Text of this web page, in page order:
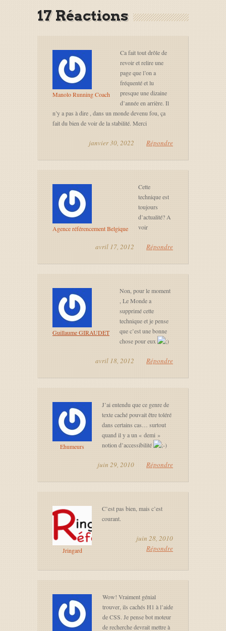
17 Réactions
Manolo Running Coach
Ca fait tout drôle de
revoir et relire une
page que l’on a
fréquenté et lu
presque une dizaine
d’année en arrière. Il
n’y a pas à dire , dans un monde devenu fou, ça
fait du bien de voir de la stabilité. Merci
janvier 30, 2022 Répondre
Agence référencement Belgique
Cette
technique est
toujours
d’actualité? A
voir
avril 17, 2012 Répondre
Guillaume GIRAUDET
Non, pour le moment
, Le Monde a
supprimé cette
technique et je pense
que c’est une bonne
chose pour eux
avril 18, 2012 Répondre
Ehumeurs
J’ai entendu que ce genre de
texte caché pouvait être toléré
dans certains cas… surtout
quand il y a un « demi »
notion d’accessibilité
juin 29, 2010 Répondre
Jringard
C’est pas bien, mais c’est
courant.
juin 28, 2010
Répondre
Wow! Vraiment génial
trouver, ils cachés H1 à l’aide
de CSS. Je pense bot moteur
de recherche devrait mettre à